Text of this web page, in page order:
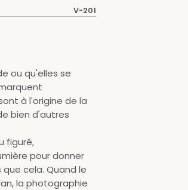
V-201
ou qu'elles se
à l'origine de la
bien d'autres
figuré,
pour donner
cela. Quand le
la photographie